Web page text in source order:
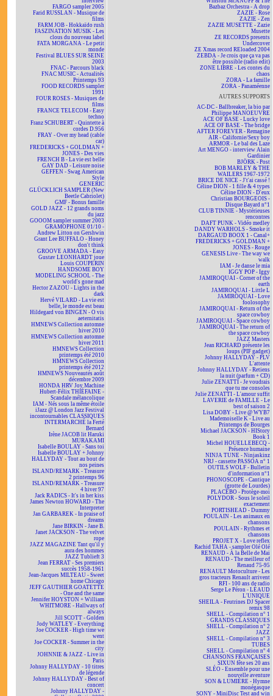
FARGO sampler 2005
Farid RUSSLAN - Musique de
films
FARM JOB - Hokkaïdo rush
FASZINATION MUSIK - Les
clous du nouveau label
FATA MORGANA - Le petit
monde
Festival BLUES SUR SEINE
2003
FNAC - Parcours black
FNAC MUSIC - Actualités
Printemps 93
FOOD RECORDS sampler
1991
FOUR ROSES - Musiques de
films
FRANCE TELECOM - Easy
techno
Franz SCHUBERT - Quintette à
cordes D.956
FRAY - Over my head (cable
car)
FREDERICKS + GOLDMAN +
JONES - Des vies
FRENCH B - La vie est belle
GAY DAD - Leisure noise
GEFFEN - Swag American
Style
GENERIC
GLÜCKLICH SAMPLER (New
Beetle Cabriolet)
GMF - Bonus famille
GOLD JAZZ - 12 grands noms
du jazz
GOOOM sampler summer 2003
GRAMOPHONE 01/10 -
Andrew Litton on Gershwin
Grant Lee BUFFALO - Honey
don't think
GROOVE ARMADA - Easy
Gustav LEONHARDT joue
Louis COUPERIN
HANDSOME BOY
MODELING SCHOOL - The
world's gone mad
Hector ZAZOU - Lights in the
dark
Hervé VILARD - La vie est
belle, le monde est beau
Hildegard von BINGEN - O vis
aeternitatis
HMNEWS Collection automne
hiver 2010
HMNEWS Collection automne
hiver 2011
HMNEWS Collection
printemps été 2010
HMNEWS Collection
printemps été 2012
HMNEWS Nouveautés août
décembre 2009
HONDA HRV Joy Machine
Hubert-Félix THIÉFAINE -
Scandale mélancolique
IAM - Nés sous la même étoile
iJazz @ London Jazz Festival
incontournables CLASSIQUES
INTERMARCHÉ la Ferté
Bernard
Irène JACOB lit Haruki
MURAKAMI
Isabelle BOULAY - Sans toi
Isabelle BOULAY + Johnny
HALLYDAY - Tout au bout de
nos peines
ISLAND/REMARK - Treasure
2 printemps 96
ISLAND/REMARK - Treasure
4 hiver 97
Jack RADICS - It's in her kiss
James Newton HOWARD - The
Interpreter
Jan GARBAREK - In praise of
dreams
Jane BIRKIN - Jane B.
Janet JACKSON - The velvet
rope
JAZZ MAGAZINE Tant qu'il y
aura des hommes
JAZZ Tublieft 3
Jean FERRAT - Ses premiers
succès 1958-1961
Jean-Jacques MILTEAU - Sweet
home Chicago
JEFF GAUTHIER GOATETTE
- One and the same
Jennifer HOYSTON + William
WHITMORE - Hallways of
always
Jill SCOTT - Golden
Jody WATLEY - Everything
Joe COCKER - High time we
went
Joe COCKER - Summer in the
city
JOHNNIE & JAZZ - Live in
Paris
Johnny HALLYDAY - 10 titres
de légende
Johnny HALLYDAY - Best of
concert
Johnny HALLYDAY -
Bazbaz Orchestra - A drop
ZAZIE - Rose
ZAZIE - Zen
ZAZIE MUSETTE - Zazie
Musette
ZE RECORDS presents
Undercover
ZE Xmas record REloaded 2004
ZEBDA - Je crois que ça va pas
être possible (radio edit)
ZONE LIBRE - Les contes du
chaos
ZORA - La famille
ZORA - Panaméenne
AUTRES SUPPORTS
AC-DC - Ballbreaker, la bio par
Philippe MANOEUVRE
ACE OF BASE - Lucky love
ACE OF BASE - The bridge
AFTER FOREVER - Remagine
AIR - Californie/Sexy boy
ARMOR - Le bal des Laze
Art MENGO - interview Alain
Gardinier
BJÖRK - Post
BOB MARLEY & THE
WAILERS 1967-1972
BRICE DE NICE - J't'ai cassé !
Céline DION - 1 fille & 4 types
Céline DION - D'eux
Christian BOURGEOIS -
Disque Bayard n°1
CLUB TINNIE - Mystérieuses
rencontres
DAFT PUNK - Vidéo medley
DANDY WARHOLS - Smoke it
DARGAUD BOOX 1 - Canal+
FREDERICKS + GOLDMAN +
JONES - Rouge
GENESIS Live - The way we
walk
IAM - Je danse le mia
IGGY POP - Iggy
JAMIROQUAI - Corner of the
earth
JAMIROQUAI - Little L
JAMIROQUAI - Love
foolosophy
JAMIROQUAI - Return of the
space cowboy
JAMIROQUAI - Space cowboy
JAMIROQUAI - The return of
the space cowboy
JAZZ Masters
Jean RICHARD présente les
loups (PIF gadget)
Johnny HALLYDAY - PLV
L'attente
Johnny HALLYDAY - Retiens
la nuit (parfum + CD)
Julie ZENATTI - Je voudrais
que tu me consoles
Julie ZENATTI - L'amour suffit
LAVERIE de FAMILLE - Le
best of saison 2
Lisa DOBY - Live @ WYB7
Mademoiselle K - Live au
Printemps de Bourges
Michael JACKSON - HIStory
Book 1
Michel HOUELLEBECQ -
Présence humaine
NINJA TUNE - Ninjaskinz
NRJ - cassette PASSOA n° 1
OUTILS WOLF - Bulletin
d'information n°1
PHONOSCOPE - Cantique
(grotte de Lourdes)
PLACEBO - Protège-moi
POLYDOR - Sous le soleil
exactement
PORTISHEAD - Dummy
POULAIN - Les animaux en
chansons
POULAIN - Rythmes et
chansons
PROJET X - Love reflex
Rachid TAHA - sampler Olé Olé
RENAUD - À la Belle de Mai
RENAUD - The meilleur of
Renaud 75-95
RENAULT Motoculture - Les
gros tracteurs Renault arrivent
RFI - 100 ans de radio
Serge Le Péron - LÉAUD
L'UNIQUE
SHEILA - Feutrines DJ Spacer
remix 98
SHELL - Compilation n° 1
GRANDS CLASSIQUES
SHELL - Compilation n° 2
JAZZ
SHELL - Compilation n° 3
TUBES
SHELL - Compilation n° 4
CHANSONS FRANÇAISES
SIXUN fête ses 20 ans
SLÉO - Ensemble pour une
nouvelle aventure
SON & LUMIÈRE - Hymne
monégasque
SONY - MiniDisc Test and win